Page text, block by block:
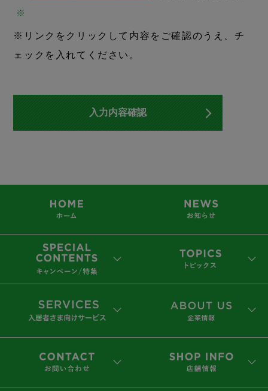
※
※リンクをクリックして内容をご確認のうえ、チ
ェックを入れてください。
入力内容確認